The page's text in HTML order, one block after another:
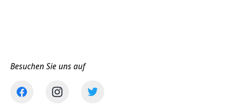
Besuchen Sie uns auf